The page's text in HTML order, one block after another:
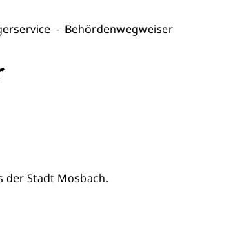
Behördenwegweiser
der Stadt Mosbach.